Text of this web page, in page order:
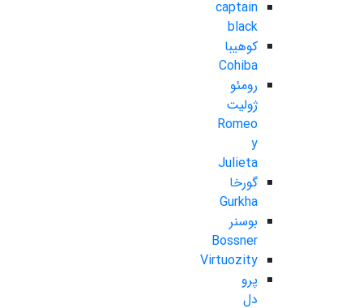
captain
black
کوهیبا
Cohiba
رومئو
ژولیت
Romeo
y
Julieta
گورخا
Gurkha
بوسنر
Bossner
Virtuozity
پرو
دل